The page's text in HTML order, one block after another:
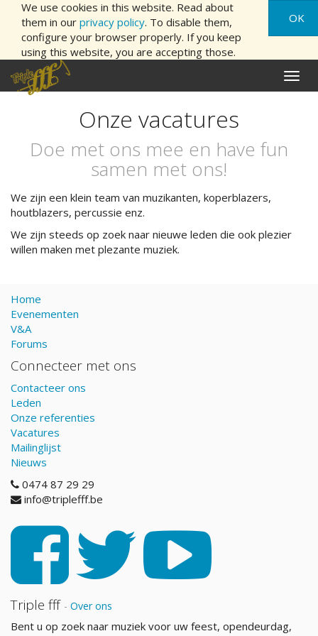
We use cookies in this website. Read about
them in our privacy policy. To disable them,
configure your browser properly. If you keep
using this website, you are accepting those.
OK
aan/
Onze vacatures
Doe met ons mee en have fun
samen met ons!
We zijn een klein team van muzikanten, koperblazers,
houtblazers, percussie enz.
We zijn steeds op zoek naar nieuwe leden die ook plezier
willen maken met plezante muziek.
Home
Evenementen
V&A
Forums
Connecteer met ons
Contacteer ons
Leden
Onze referenties
Vacatures
Mailinglijst
Nieuws
0474 87 29 29
info@triplefff.be
Triple fff - Over ons
Bent u op zoek naar muziek voor uw feest, opendeurdag,